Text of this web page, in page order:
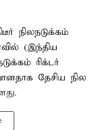
நிலநடுக்கம்
(இந்திய
ரிக்டர்
தேசிய நில